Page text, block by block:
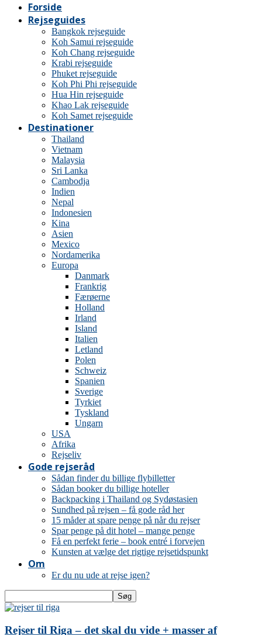
Forside
Rejseguides
Bangkok rejseguide
Koh Samui rejseguide
Koh Chang rejseguide
Krabi rejseguide
Phuket rejseguide
Koh Phi Phi rejseguide
Hua Hin rejseguide
Khao Lak rejseguide
Koh Samet rejseguide
Destinationer
Thailand
Vietnam
Malaysia
Sri Lanka
Cambodja
Indien
Nepal
Indonesien
Kina
Asien
Mexico
Nordamerika
Europa
Danmark
Frankrig
Færøerne
Holland
Irland
Island
Italien
Letland
Polen
Schweiz
Spanien
Sverige
Tyrkiet
Tyskland
Ungarn
USA
Afrika
Rejseliv
Gode rejseråd
Sådan finder du billige flybilletter
Sådan booker du billige hoteller
Backpacking i Thailand og Sydøstasien
Sundhed på rejsen – få gode råd her
15 måder at spare penge på når du rejser
Spar penge på dit hotel – mange penge
Få en perfekt ferie – book entré i forvejen
Kunsten at vælge det rigtige rejsetidspunkt
Om
Er du nu ude at rejse igen?
Rejser til Riga – det skal du vide + masser af